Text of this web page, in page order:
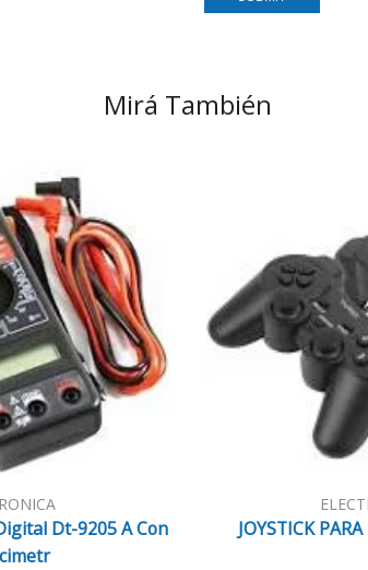
Mirá También
Dt-9205 A Con
JOYSTICK